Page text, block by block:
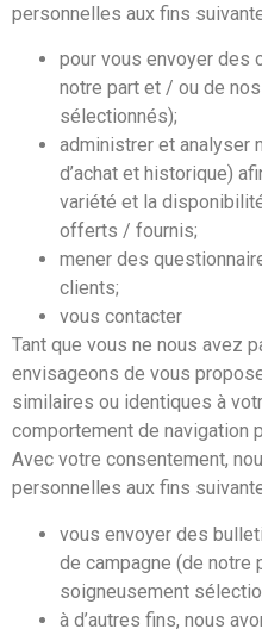
personnelles aux fins
pour vous envoyer des
notre part et / ou de
sélectionnés);
administrer et analyser
d’achat et historique)
variété et la
offerts / fournis;
mener des
clients;
vous contacter
Tant que vous ne nous avez
envisageons de vous
similaires ou identiques à
comportement de navigation
Avec votre consentement,
personnelles aux fins
vous envoyer des
de campagne (de notre
soigneusement
à d’autres fins, nous